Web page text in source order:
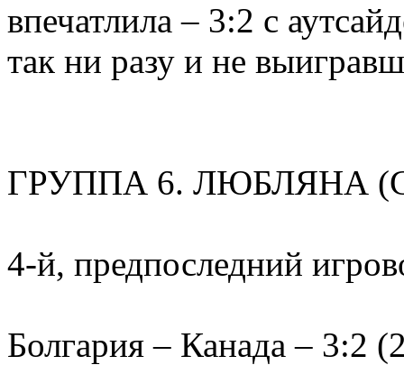
впечатлила – 3:2 с
так ни разу и не
ГРУППА 6. ЛЮБЛЯНА
4-й, предпоследний
Болгария – Канада – 3:2